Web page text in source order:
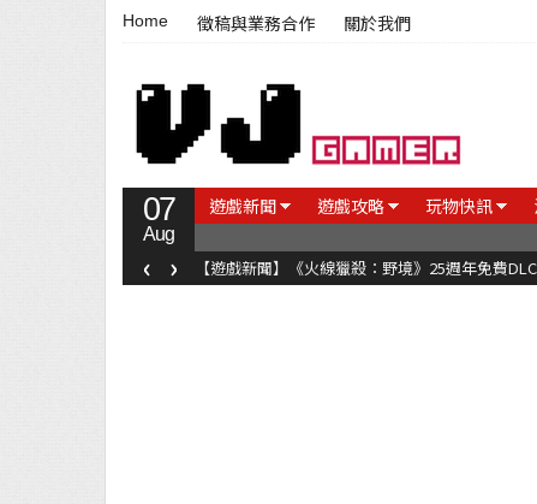
Home 徵稿與業務合作 關於我們
07
Aug
遊戲新聞 遊戲攻略 玩物快訊
【遊戲新聞】《火線獵殺：野境》25週年免費
‹ ›